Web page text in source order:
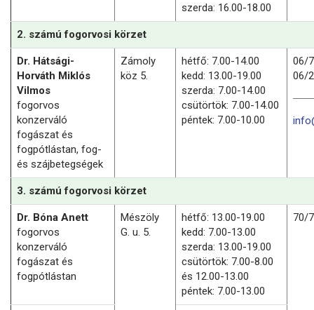
szerda: 16.00-18.00
2. számú fogorvosi körzet
Dr. Hátsági-
Horváth Miklós
Vilmos
fogorvos
konzerváló
fogászat és
fogpótlástan, fog-
és szájbetegségek
Zámoly
köz 5.
hétfő: 7.00-14.00
kedd: 13.00-19.00
szerda: 7.00-14.00
csütörtök: 7.00-14.00
péntek: 7.00-10.00
06/
06/
3. számú fogorvosi körzet
Dr. Bóna Anett
fogorvos
konzerváló
fogászat és
fogpótlástan
Mészöly
G. u. 5.
hétfő: 13.00-19.00
kedd: 7.00-13.00
szerda: 13.00-19.00
csütörtök: 7.00-8.00
és 12.00-13.00
péntek: 7.00-13.00
70/